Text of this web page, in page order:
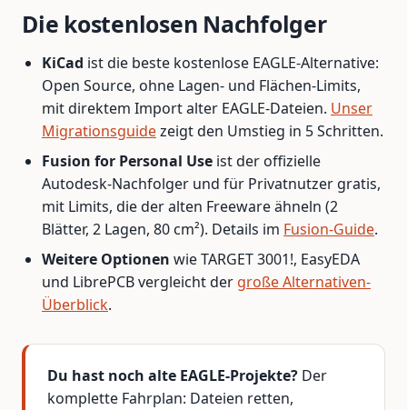
Die kostenlosen Nachfolger
KiCad ist die beste kostenlose EAGLE-Alternative:
Open Source, ohne Lagen- und Flächen-Limits,
mit direktem Import alter EAGLE-Dateien. Unser
Migrationsguidezeigt den Umstieg in 5 Schritten.
Fusion for Personal Use ist der offizielle
Autodesk-Nachfolger und für Privatnutzer gratis,
mit Limits, die der alten Freeware ähneln (2
Blätter, 2 Lagen, 80 cm²). Details im Fusion-Guide.
Weitere Optionen wie TARGET 3001!, EasyEDA
und LibrePCB vergleicht der große Alternativen-
Überblick.
Du hast noch alte EAGLE-Projekte? Der
komplette Fahrplan: Dateien retten,